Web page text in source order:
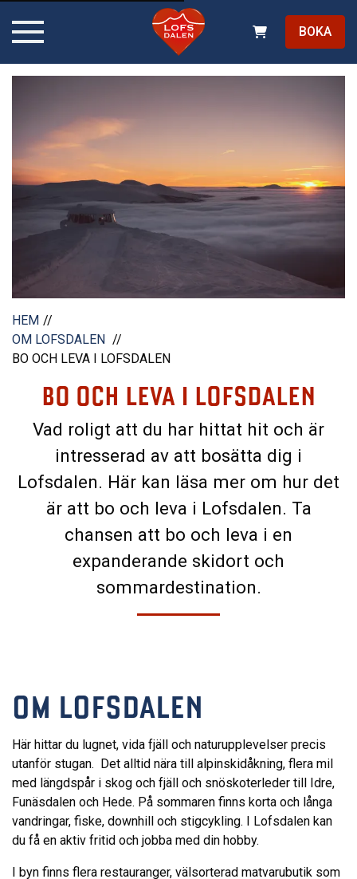
BOKA
HEM
OM LOFSDALEN
BO OCH LEVA I LOFSDALEN
BO OCH LEVA I LOFSDALEN
Vad roligt att du har hittat hit och är
intresserad av att bosätta dig i
Lofsdalen. Här kan läsa mer om hur det
är att bo och leva i Lofsdalen. Ta
chansen att bo och leva i en
expanderande skidort och
sommardestination.
OM LOFSDALEN
Här hittar du lugnet, vida fjäll och naturupplevelser precis
utanför stugan. Det alltid nära till alpinskidåkning, flera mil
med längdspår i skog och fjäll och snöskoterleder till Idre,
Funäsdalen och Hede. På sommaren finns korta och långa
vandringar, fiske, downhill och stigcykling. I Lofsdalen kan
du få en aktiv fritid och jobba med din hobby.
I byn finns flera restauranger, välsorterad matvarubutik som